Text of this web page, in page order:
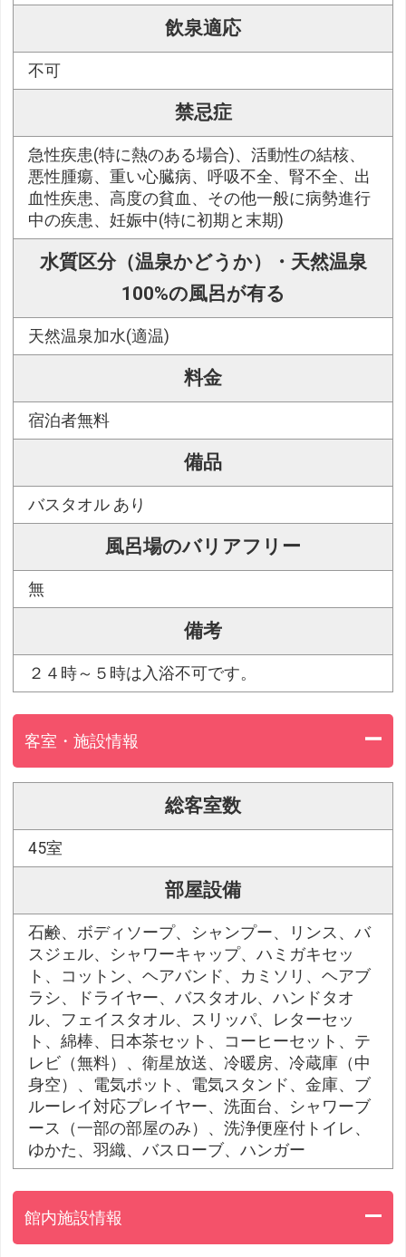
飲泉適応
不可
禁忌症
急性疾患(特に熱のある場合)、活動性の結核、
悪性腫瘍、重い心臓病、呼吸不全、腎不全、出
血性疾患、高度の貧血、その他一般に病勢進行
中の疾患、妊娠中(特に初期と末期)
水質区分（温泉かどうか）・天然温泉
100%の風呂が有る
天然温泉加水(適温)
料金
宿泊者無料
備品
バスタオル あり
風呂場のバリアフリー
無
備考
２４時～５時は入浴不可です。
客室・施設情報
総客室数
45室
部屋設備
石鹸、ボディソープ、シャンプー、リンス、バ
スジェル、シャワーキャップ、ハミガキセッ
ト、コットン、ヘアバンド、カミソリ、ヘアブ
ラシ、ドライヤー、バスタオル、ハンドタオ
ル、フェイスタオル、スリッパ、レターセッ
ト、綿棒、日本茶セット、コーヒーセット、テ
レビ（無料）、衛星放送、冷暖房、冷蔵庫（中
身空）、電気ポット、電気スタンド、金庫、ブ
ルーレイ対応プレイヤー、洗面台、シャワーブ
ース（一部の部屋のみ）、洗浄便座付トイレ、
ゆかた、羽織、バスローブ、ハンガー
館内施設情報